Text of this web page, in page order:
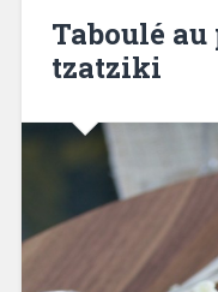
Taboulé
tzatziki